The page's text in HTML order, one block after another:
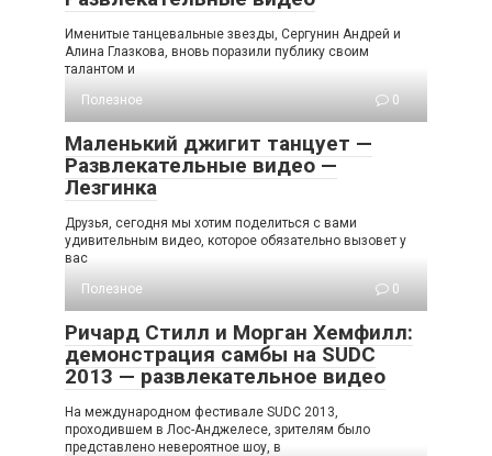
Именитые танцевальные звезды, Сергунин Андрей и
Алина Глазкова, вновь поразили публику своим
талантом и
Полезное
0
Маленький джигит танцует —
Развлекательные видео —
Лезгинка
Друзья, сегодня мы хотим поделиться с вами
удивительным видео, которое обязательно вызовет у
вас
Полезное
0
Ричард Стилл и Морган Хемфилл:
демонстрация самбы на SUDC
2013 — развлекательное видео
На международном фестивале SUDC 2013,
проходившем в Лос-Анджелесе, зрителям было
представлено невероятное шоу, в